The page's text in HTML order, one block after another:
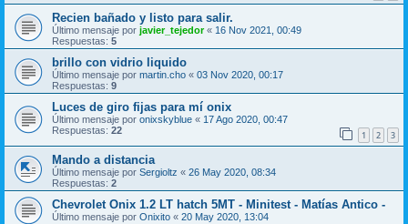
Recien bañado y listo para salir.
Último mensaje por javier_tejedor« 16 Nov 2021, 00:49
Respuestas: 5
brillo con vidrio liquido
Último mensaje por martin.cho « 03 Nov 2020, 00:17
Respuestas: 9
Luces de giro fijas para mí onix
Último mensaje por onixskyblue « 17 Ago 2020, 00:47
Respuestas: 22 1 2 3
Mando a distancia
Último mensaje por Sergioltz « 26 May 2020, 08:34
Respuestas: 2
Chevrolet Onix 1.2 LT hatch 5MT - Minitest - Matías Antico -
Último mensaje por Onixito « 20 May 2020, 13:04